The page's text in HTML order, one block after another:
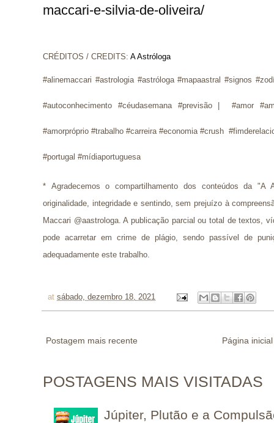
maccari-e-silvia-de-oliveira/
CRÉDITOS / CREDITS: A Astróloga
#alinemaccari #astrologia #astróloga #mapaastral #signos
#autoconhecimento #céudasemana #previsão | #amor
#amorpróprio #trabalho #carreira #economia #crush
#portugal #mídiaportuguesa
* Agradecemos o compartilhamento dos conteúdos da
originalidade, integridade e sentindo, sem prejuízo à
Maccari @aastrologa. A publicação parcial ou total de textos,
pode acarretar em crime de plágio, sendo passível de
adequadamente este trabalho.
at sábado, dezembro 18, 2021
Postagem mais recente Página inicial
POSTAGENS MAIS VISITADAS
Júpiter, Plutão e a